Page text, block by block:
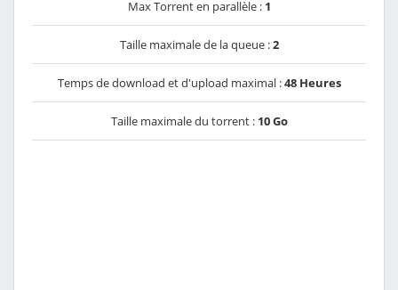
Max Torrent en parallèle : 1
Taille maximale de la queue :2
Temps de download et d'upload maximal :48 Heures
Taille maximale du torrent : 10 Go